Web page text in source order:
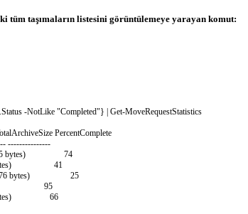
tüm taşımaların listesini görüntülemeye yarayan komut:
.Status -NotLike "Completed"} Get-MoveRequestStatistics
PercentComplete
-- ---------------
bytes)
74
)
41
bytes)
25
95
) 66